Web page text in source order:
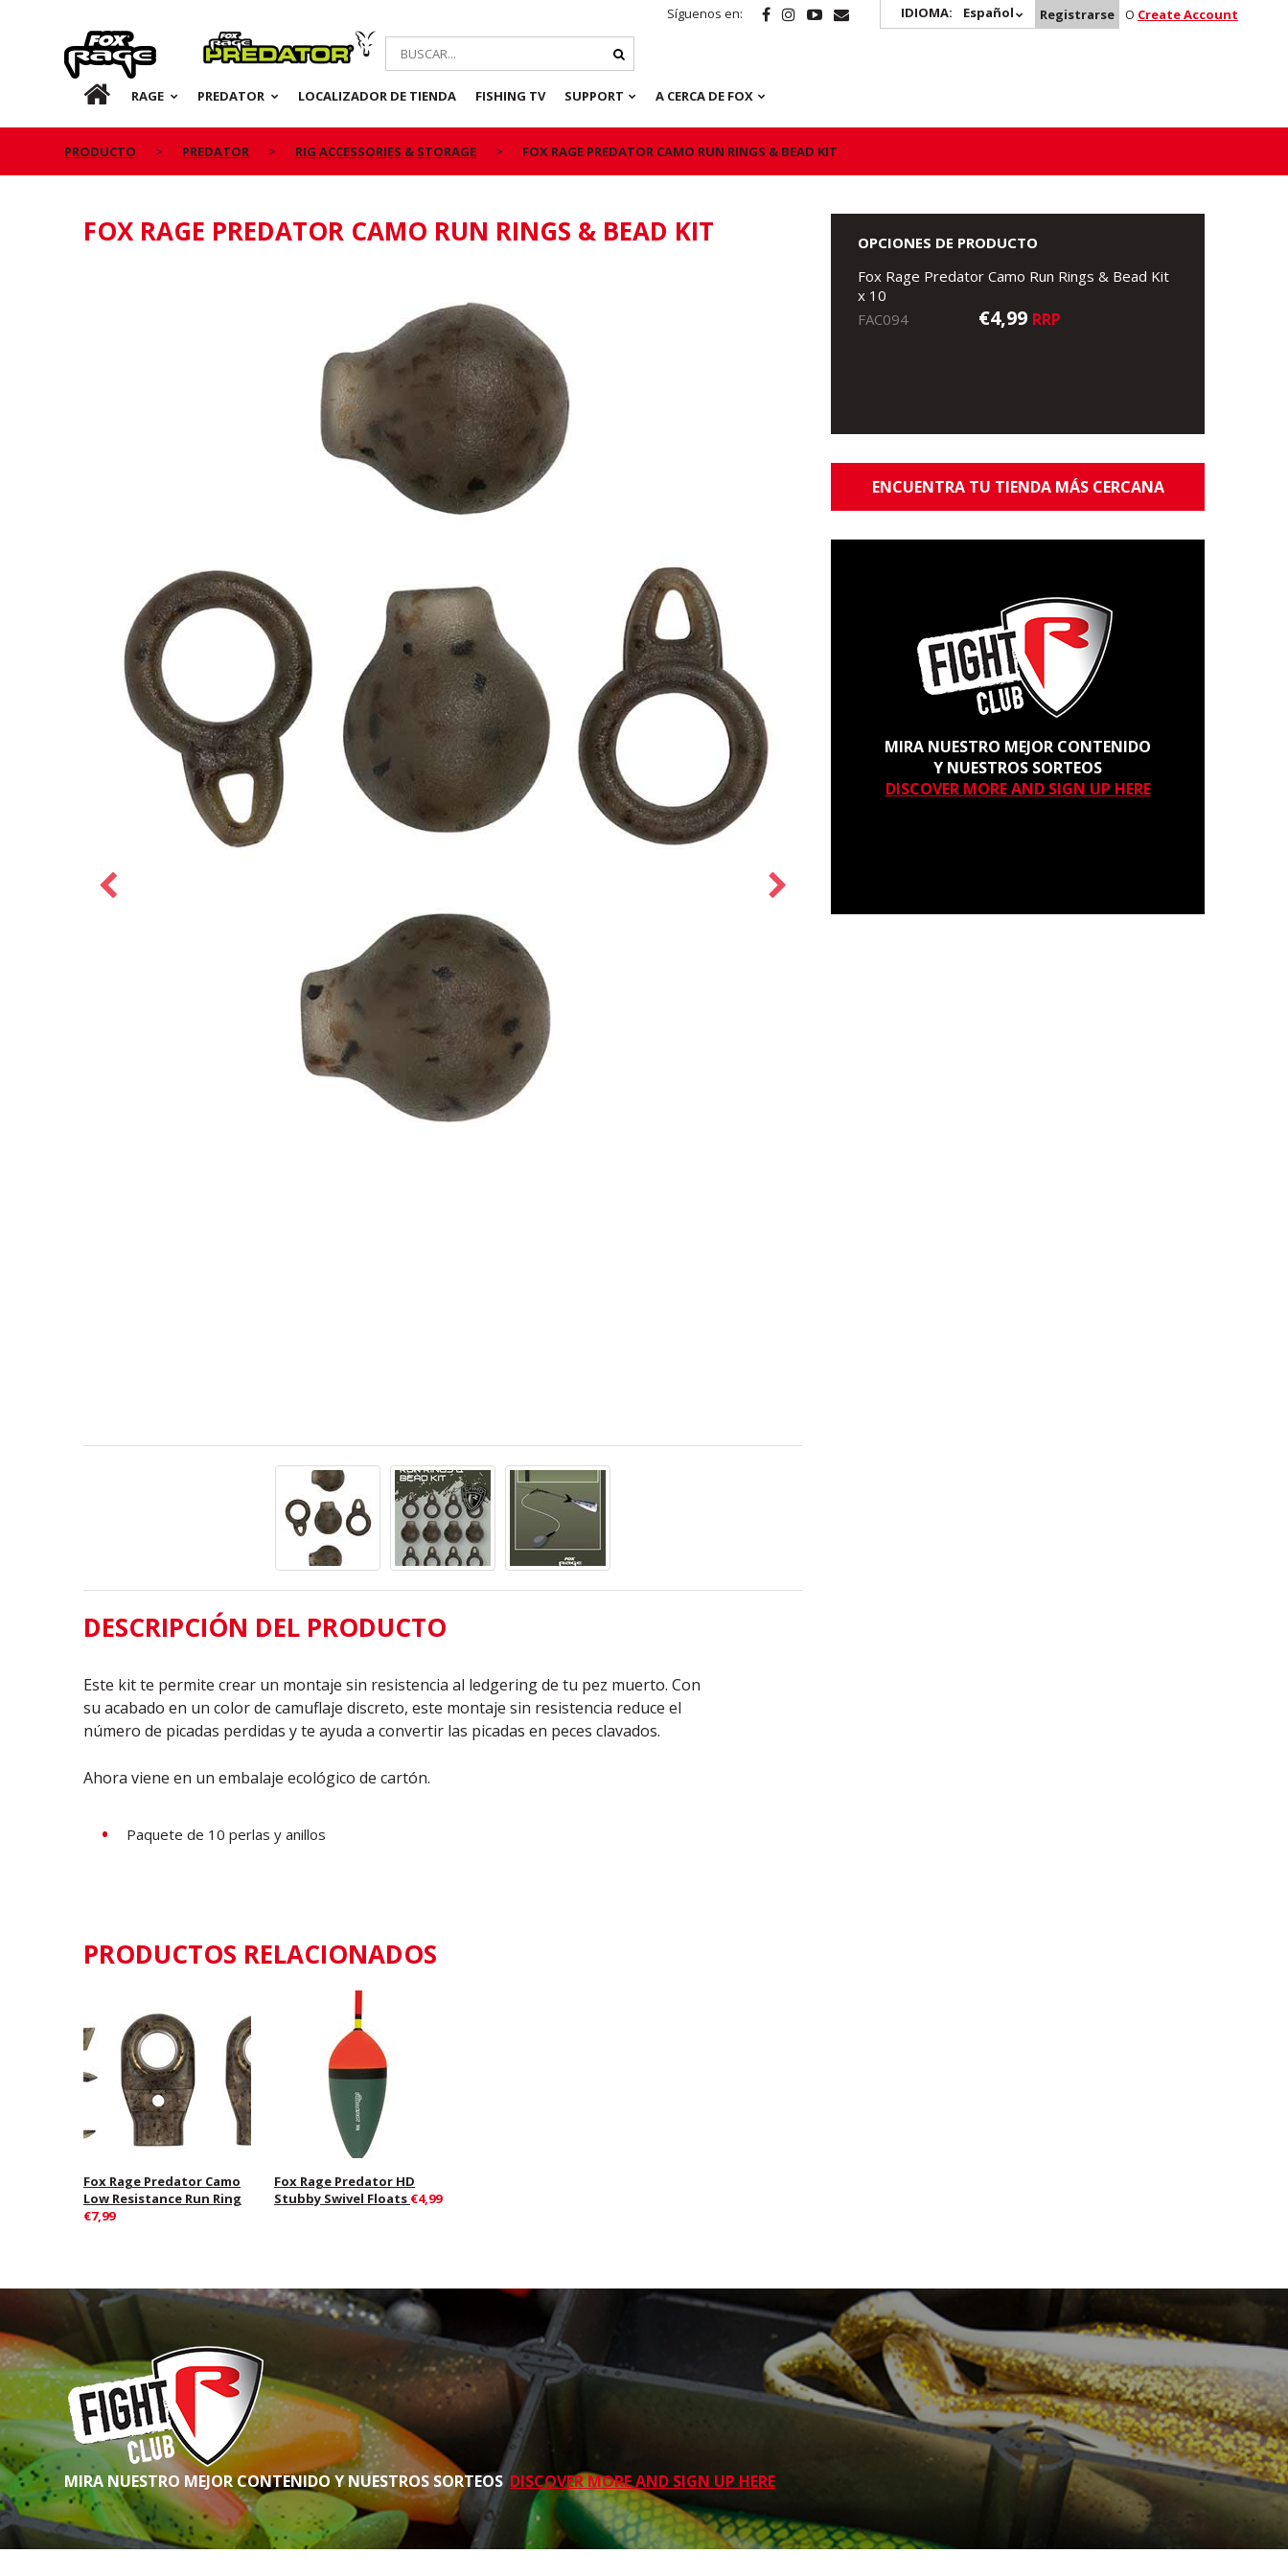
Síguenos en: IDIOMA: Español Registrarse O Create Account
Rage Predator
ES RAGE PREDATOR LOCALIZADOR DE TIENDA FISHING TV SUPPORT A CERCA DE FOX
PRODUCTO PREDATOR RIG ACCESSORIES & STORAGE FOX RAGE PREDATOR CAMO RUN RINGS & BEAD KIT
FOX RAGE PREDATOR CAMO RUN RINGS & BEAD KIT
DESCRIPCIÓN DEL PRODUCTO
Este kit te permite crear un montaje sin resistencia al ledgering de tu pez muerto. Con
su acabado en un color de camuflaje discreto, este montaje sin resistencia reduce el
número de picadas perdidas y te ayuda a convertir las picadas en peces clavados.
Ahora viene en un embalaje ecológico de cartón.
Paquete de 10 perlas y anillos
OPCIONES DE PRODUCTO
Fox Rage Predator Camo Run Rings & Bead Kit
x 10
FAC094
€4,99 RRP
ENCUENTRA TU TIENDA MÁS CERCANA
MIRA NUESTRO MEJOR CONTENIDO
Y NUESTROS SORTEOS
DISCOVER MORE AND SIGN UP HERE
PRODUCTOS RELACIONADOS
Fox Rage Predator Camo
Low Resistance Run Ring
€7,99
Fox Rage Predator HD
Stubby Swivel Floats €4,99
MIRA NUESTRO MEJOR CONTENIDO Y NUESTROS SORTEOSDISCOVER MORE AND SIGN UP HERE